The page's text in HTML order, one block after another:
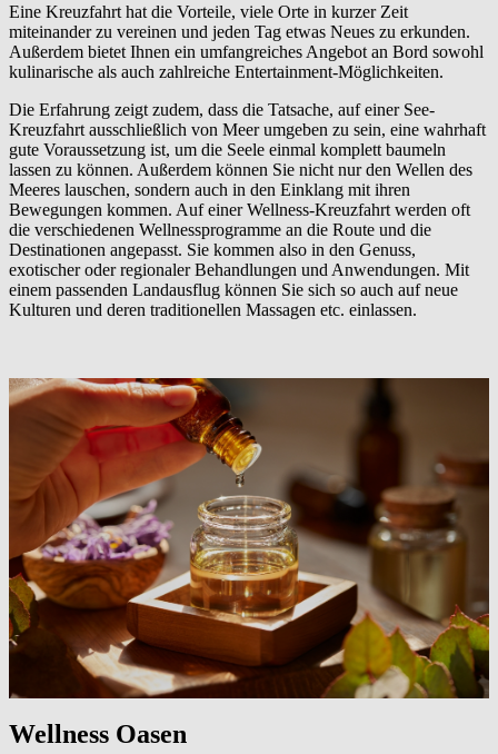
Eine Kreuzfahrt hat die Vorteile, viele Orte in kurzer Zeit
miteinander zu vereinen und jeden Tag etwas Neues zu erkunden.
Außerdem bietet Ihnen ein umfangreiches Angebot an Bord sowohl
kulinarische als auch zahlreiche Entertainment-Möglichkeiten.
Die Erfahrung zeigt zudem, dass die Tatsache, auf einer See-
Kreuzfahrt ausschließlich von Meer umgeben zu sein, eine wahrhaft
gute Voraussetzung ist, um die Seele einmal komplett baumeln
lassen zu können. Außerdem können Sie nicht nur den Wellen des
Meeres lauschen, sondern auch in den Einklang mit ihren
Bewegungen kommen. Auf einer Wellness-Kreuzfahrt werden oft
die verschiedenen Wellnessprogramme an die Route und die
Destinationen angepasst. Sie kommen also in den Genuss,
exotischer oder regionaler Behandlungen und Anwendungen. Mit
einem passenden Landausflug können Sie sich so auch auf neue
Kulturen und deren traditionellen Massagen etc. einlassen.
Wellness Oasen